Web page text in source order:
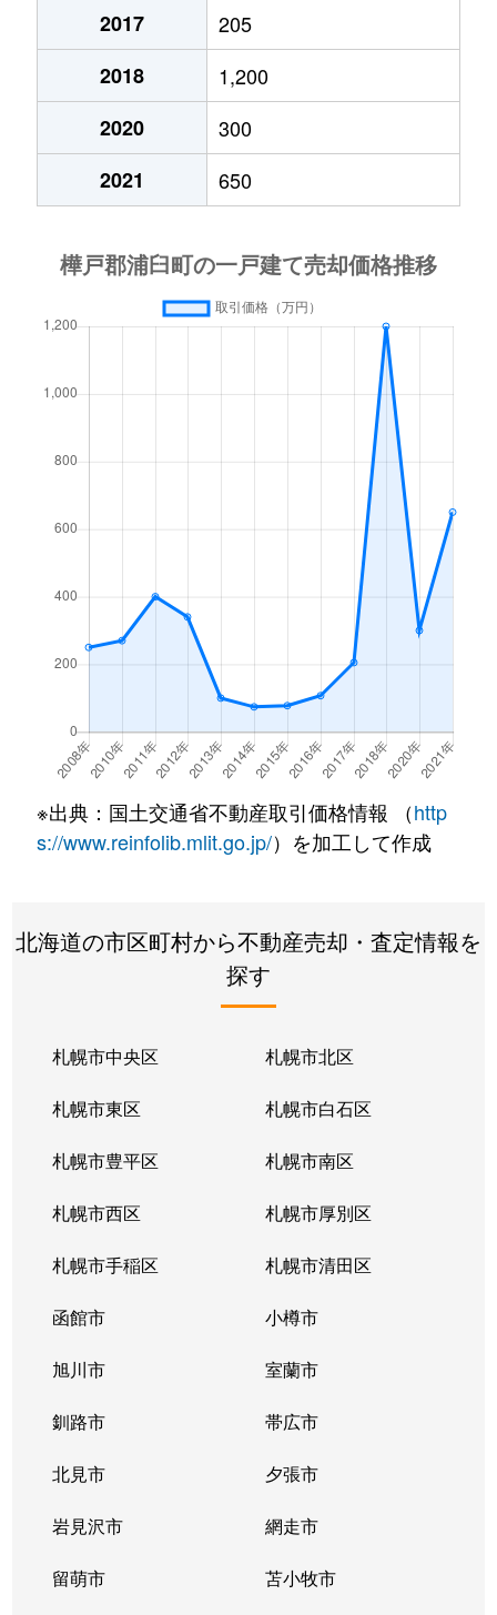
2017
205
2018
1,200
2020
300
2021
650
※出典：国土交通省不動産取引価格情報 （http
s://www.reinfolib.mlit.go.jp/）を加工して作成
北海道の市区町村から不動産売却・査定情報を
探す
札幌市中央区 札幌市北区
札幌市東区 札幌市白石区
札幌市豊平区 札幌市南区
札幌市西区 札幌市厚別区
札幌市手稲区 札幌市清田区
函館市 小樽市
旭川市 室蘭市
釧路市 帯広市
北見市 夕張市
岩見沢市 網走市
留萌市 苫小牧市